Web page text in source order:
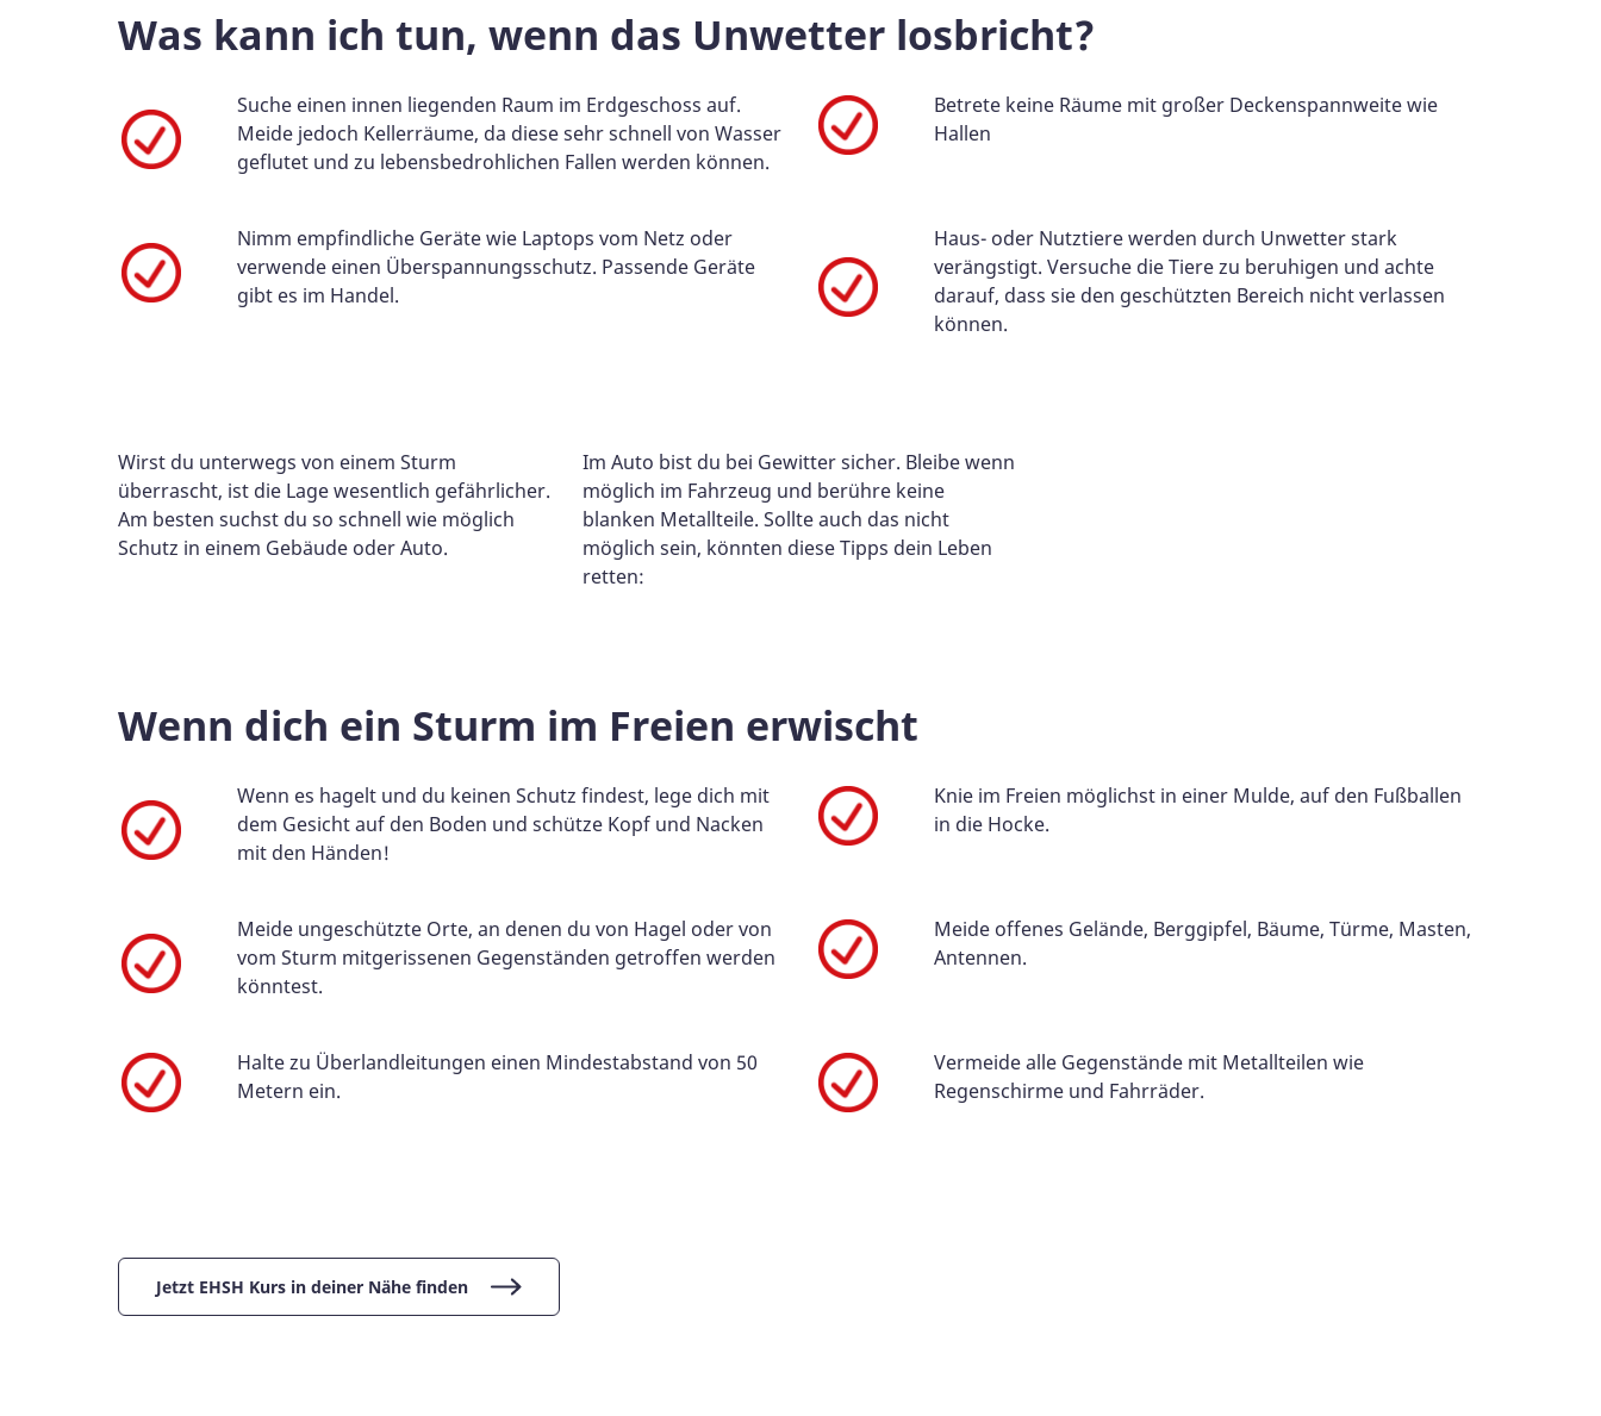
Was kann ich tun, wenn das Unwetter losbricht?
Suche einen innen liegenden Raum im Erdgeschoss auf.
Meide jedoch Kellerräume, da diese sehr schnell von Wasser
geflutet und zu lebensbedrohlichen Fallen werden können.
Betrete keine Räume mit großer Deckenspannweite wie
Hallen
Nimm empfindliche Geräte wie Laptops vom Netz oder
verwende einen Überspannungsschutz. Passende Geräte
gibt es im Handel.
Haus- oder Nutztiere werden durch Unwetter stark
verängstigt. Versuche die Tiere zu beruhigen und achte
darauf, dass sie den geschützten Bereich nicht verlassen
können.
Wirst du unterwegs von einem Sturm
überrascht, ist die Lage wesentlich gefährlicher.
Am besten suchst du so schnell wie möglich
Schutz in einem Gebäude oder Auto.
Im Auto bist du bei Gewitter sicher. Bleibe wenn
möglich im Fahrzeug und berühre keine
blanken Metallteile. Sollte auch das nicht
möglich sein, könnten diese Tipps dein Leben
retten:
Wenn dich ein Sturm im Freien erwischt
Wenn es hagelt und du keinen Schutz findest, lege dich mit
dem Gesicht auf den Boden und schütze Kopf und Nacken
mit den Händen!
Knie im Freien möglichst in einer Mulde, auf den Fußballen
in die Hocke.
Meide ungeschützte Orte, an denen du von Hagel oder von
vom Sturm mitgerissenen Gegenständen getroffen werden
könntest.
Meide offenes Gelände, Berggipfel, Bäume, Türme, Masten,
Antennen.
Halte zu Überlandleitungen einen Mindestabstand von 50
Metern ein.
Vermeide alle Gegenstände mit Metallteilen wie
Regenschirme und Fahrräder.
Jetzt EHSH Kurs in deiner Nähe finden